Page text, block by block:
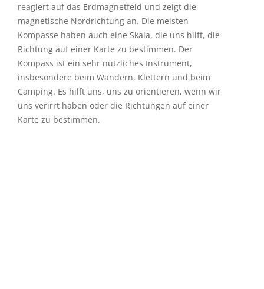
reagiert auf das Erdmagnetfeld und zeigt die
magnetische Nordrichtung an. Die meisten
Kompasse haben auch eine Skala, die uns hilft, die
Richtung auf einer Karte zu bestimmen. Der
Kompass ist ein sehr nützliches Instrument,
insbesondere beim Wandern, Klettern und beim
Camping. Es hilft uns, uns zu orientieren, wenn wir
uns verirrt haben oder die Richtungen auf einer
Karte zu bestimmen.